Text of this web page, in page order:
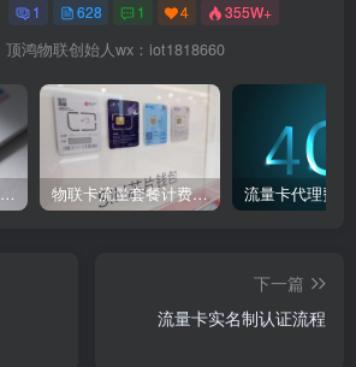
1 628 1 4 355W+
顶鸿物联创始人wx：iot1818660
手机卡不充钱多久会被自动销户？ 物联卡流量套餐计费方式 流量卡代理费用
下一篇
流量卡实名制认证流程​